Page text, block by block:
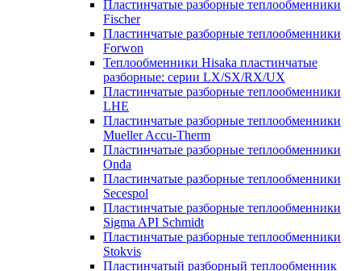
Пластинчатые разборные теплообменники
Fischer
Пластинчатые разборные теплообменники
Forwon
Теплообменники Hisaka пластинчатые
разборные: серии LX/SX/RX/UX
Пластинчатые разборные теплообменники
LHE
Пластинчатые разборные теплообменники
Mueller Accu-Therm
Пластинчатые разборные теплообменники
Onda
Пластинчатые разборные теплообменники
Secespol
Пластинчатые разборные теплообменники
Sigma API Schmidt
Пластинчатые разборные теплообменники
Stokvis
Пластинчатый разборный теплообменник